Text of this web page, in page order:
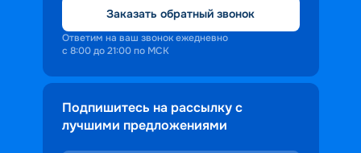
Заказать обратный звонок
Ответим на ваш звонок ежедневно
с 8:00 до 21:00 по МСК
Подпишитесь на рассылку с
лучшими предложениями